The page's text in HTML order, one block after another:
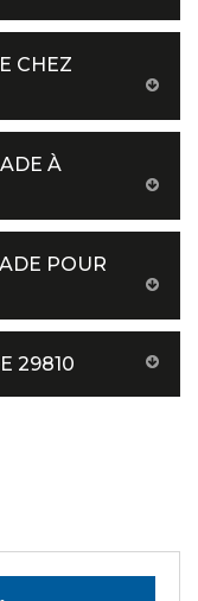
CHEZ
À
POUR
29810